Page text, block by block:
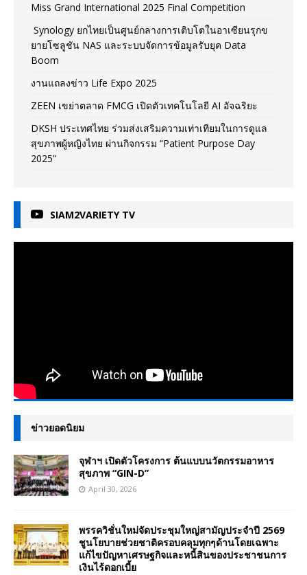
Miss Grand International 2025 Final Competition
Synology ยกไทยเป็นศูนย์กลางการเติบโตในอาเซียนรุกข
ยายโซลูชัน NAS และระบบจัดการข้อมูลรับยุค Data
Boom
งานแถลงข่าว Life Expo 2025
ZEEN เขย่าตลาด FMCG เปิดตัวเทคโนโลยี AI อัจฉริยะ
DKSH ประเทศไทย ร่วมส่งเสริมความเท่าเทียมในการดูแล
สุขภาพผู้หญิงไทย ผ่านกิจกรรม “Patient Purpose Day
2025”
SIAM2VARIETY TV
ข่าวยอดนิยม
จุฬาฯ เปิดตัวโครงการ ต้นแบบนวัตกรรมอาหาร
สุขภาพ “GIN-D”
April 30, 2026
พรรควิชั่นใหม่จัดประชุมใหญ่สามัญประจำปี 2569
ชูนโยบายช่วยชาติครอบคลุมทุกๆด้านโดยเฉพาะ
แก้ไขปัญหาเศรษฐกิจและหนี้สินของประชาชนการ
เงินไร้ดอกเบี้ย